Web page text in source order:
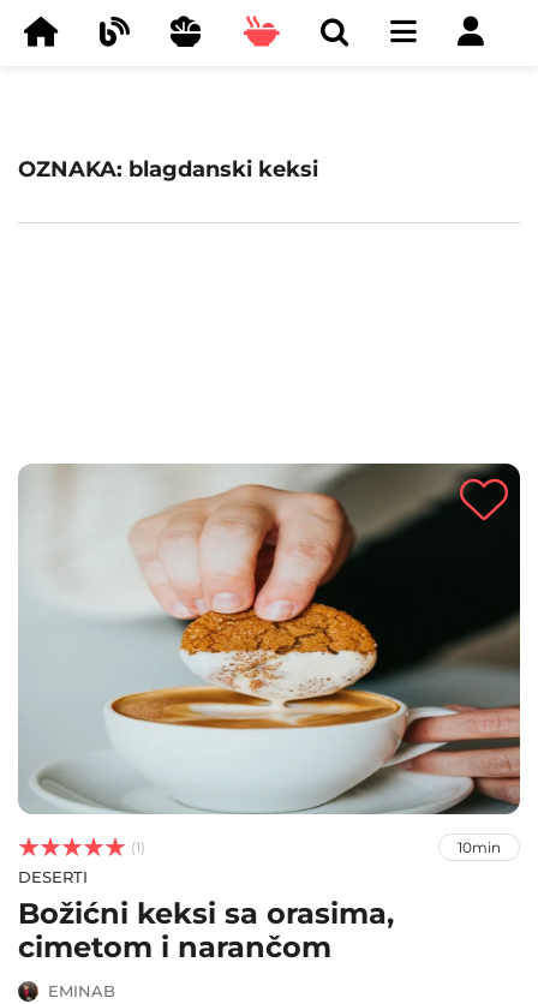
OZNAKA: blagdanski keksi


 (1) 10min
DESERTI
Božićni keksi sa orasima,
cimetom i narančom
EMINAB